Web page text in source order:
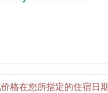
格在您所指定的住宿日